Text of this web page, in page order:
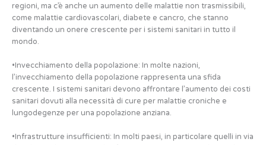
regioni, ma c’è anche un aumento delle malattie non trasmissibili,
come malattie cardiovascolari, diabete e cancro, che stanno
diventando un onere crescente per i sistemi sanitari in tutto il
mondo.
•Invecchiamento della popolazione: In molte nazioni,
l’invecchiamento della popolazione rappresenta una sfida
crescente. I sistemi sanitari devono affrontare l’aumento dei costi
sanitari dovuti alla necessità di cure per malattie croniche e
lungodegenze per una popolazione anziana.
•Infrastrutture insufficienti: In molti paesi, in particolare quelli in via